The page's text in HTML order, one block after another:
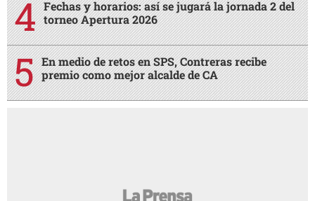
Fechas y horarios: así se jugará la jornada 2 del
torneo Apertura 2026
En medio de retos en SPS, Contreras recibe
premio como mejor alcalde de CA